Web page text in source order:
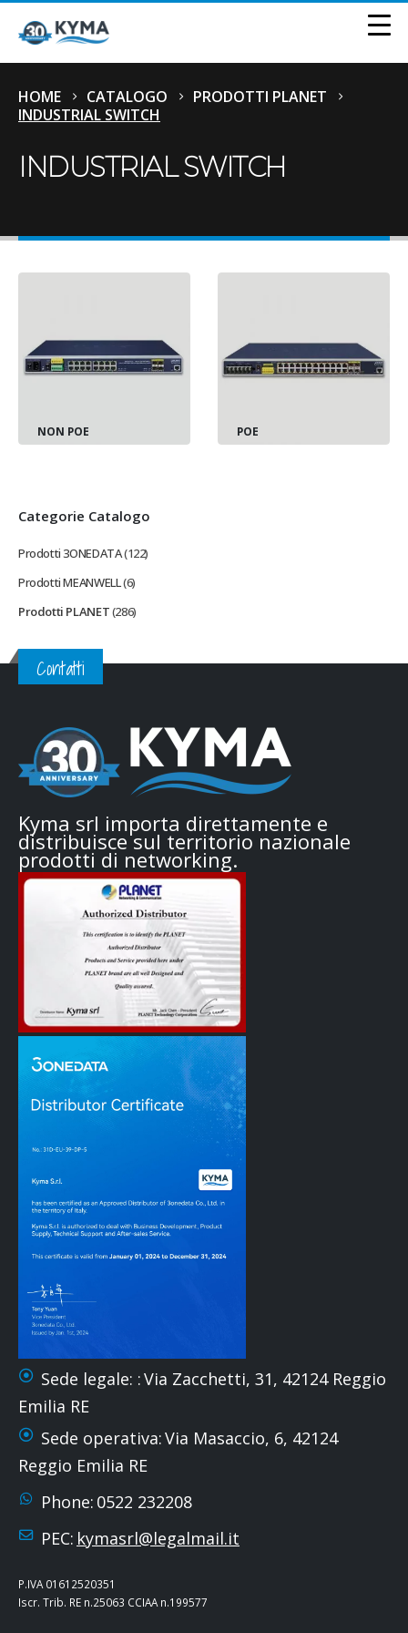
HOME CATALOGO
PRODOTTI PLANET
INDUSTRIAL SWITCH
INDUSTRIAL SWITCH
NON POE POE
Categorie Catalogo
Prodotti 3ONEDATA(122)
Prodotti MEANWELL(6)
Prodotti PLANET(286)
Contatti
Kyma srl importa direttamente e
distribuisce sul territorio nazionale
prodotti di networking.
Sede legale: :Via Zacchetti, 31, 42124 Reggio
Emilia RE
Sede operativa:Via Masaccio, 6, 42124
Reggio Emilia RE
Phone: 0522 232208
PEC: kymasrl@legalmail.it
P.IVA 01612520351
Iscr. Trib. RE n.25063 CCIAA n.199577